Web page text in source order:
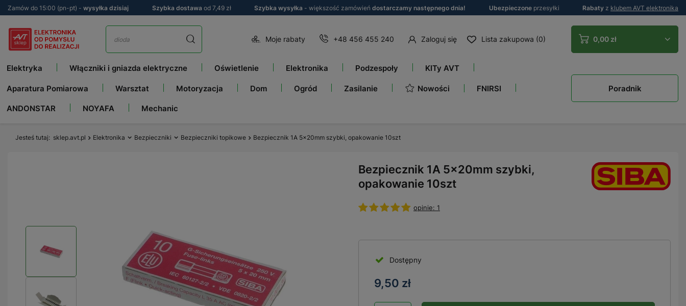
Zamów do 15:00 (pn-pt) - wysyłka dzisiaj Szybka dostawa od 7,49 zł Szybka wysyłka - większość zamówień dostarczamy następnego dnia! Ubezpieczone przesyłki Rabaty z klubem AVT elektronika
Moje rabaty +48 456 455 240 Zaloguj się Lista zakupowa (0) 0,00 zł
Elektryka Włączniki i gniazda elektryczne Oświetlenie Elektronika Podzespoły KITy AVT
Aparatura Pomiarowa Warsztat Motoryzacja Dom Ogród Zasilanie Nowości FNIRSI
ANDONSTAR NOYAFA Mechanic
Poradnik
Jesteś tutaj sklep.avt.pl Elektronika Bezpieczniki Bezpieczniki topikowe Bezpiecznik 1A 5x20mm szybki, opakowanie 10szt
Bezpiecznik 1A 5x20mm szybki,
opakowanie 10szt
opinie: 1
Dostępny
9,50 zł